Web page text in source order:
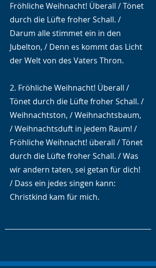
Fröhliche Weihnacht! Überall / Tönet
durch die Lüfte froher Schall. /
Darum alle stimmet ein in den
Jubelton, / Denn es kommt das Licht
der Welt von des Vaters Thron.
2. Fröhliche Weihnacht! Überall /
Tönet durch die Lüfte froher Schall. /
Weihnachtston, / Weihnachtsbaum,
/ Weihnachtsduft in jedem Raum! /
Fröhliche Weihnacht! überall / Tönet
durch die Lüfte froher Schall. / Was
wir andern taten, sei getan für dich!
/ Dass ein jedes singen kann:
Christkind kam für mich.